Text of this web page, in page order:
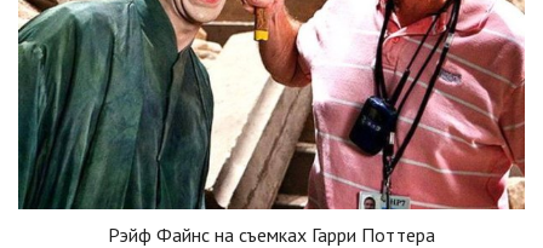
Рэйф Файнс на съемках Гарри Поттера